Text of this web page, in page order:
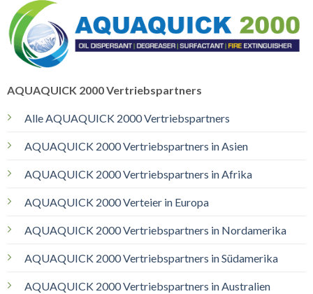
AQUAQUICK 2000 Vertriebspartners
Alle AQUAQUICK 2000 Vertriebspartners
AQUAQUICK 2000 Vertriebspartners in Asien
AQUAQUICK 2000 Vertriebspartners in Afrika
AQUAQUICK 2000 Verteier in Europa
AQUAQUICK 2000 Vertriebspartners in Nordamerika
AQUAQUICK 2000 Vertriebspartners in Südamerika
AQUAQUICK 2000 Vertriebspartners in Australien